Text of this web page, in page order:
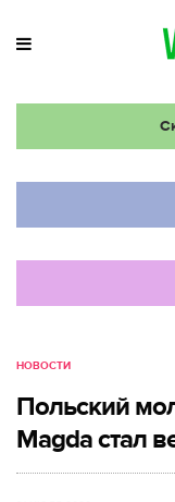
НОВОСТИ
Польский
Magda стал